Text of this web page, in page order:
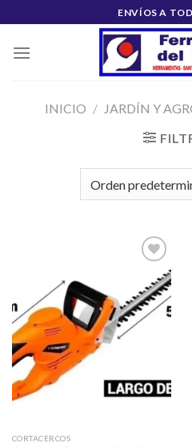
al
contenido
ENVÍOS A
INICIO / JARDÍN Y
Añadir
a la
lista de
CORTACERCOS